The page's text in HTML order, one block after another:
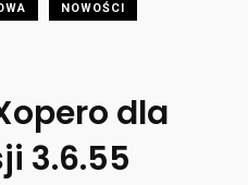
NOWOŚCI
dla
3.6.55